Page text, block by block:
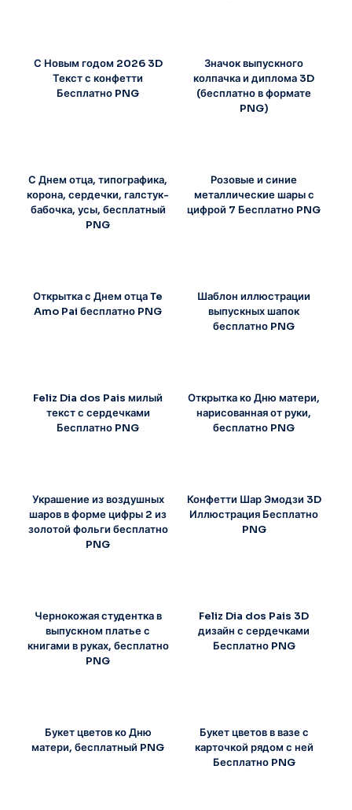
С Новым годом 2026 3D
Текст с конфетти
Бесплатно PNG
Значок выпускного
колпачка и диплома 3D
(бесплатно в формате
PNG)
С Днем отца, типографика,
корона, сердечки, галстук-
бабочка, усы, бесплатный
PNG
Розовые и синие
металлические шары с
цифрой 7 Бесплатно PNG
Открытка с Днем отца Te
Amo Pai бесплатно PNG
Шаблон иллюстрации
выпускных шапок
бесплатно PNG
Feliz Dia dos Pais милый
текст с сердечками
Бесплатно PNG
Открытка ко Дню матери,
нарисованная от руки,
бесплатно PNG
Украшение из воздушных
шаров в форме цифры 2 из
золотой фольги бесплатно
PNG
Конфетти Шар Эмодзи 3D
Иллюстрация Бесплатно
PNG
Чернокожая студентка в
выпускном платье с
книгами в руках, бесплатно
PNG
Feliz Dia dos Pais 3D
дизайн с сердечками
Бесплатно PNG
Букет цветов ко Дню
матери, бесплатный PNG
Букет цветов в вазе с
карточкой рядом с ней
Бесплатно PNG